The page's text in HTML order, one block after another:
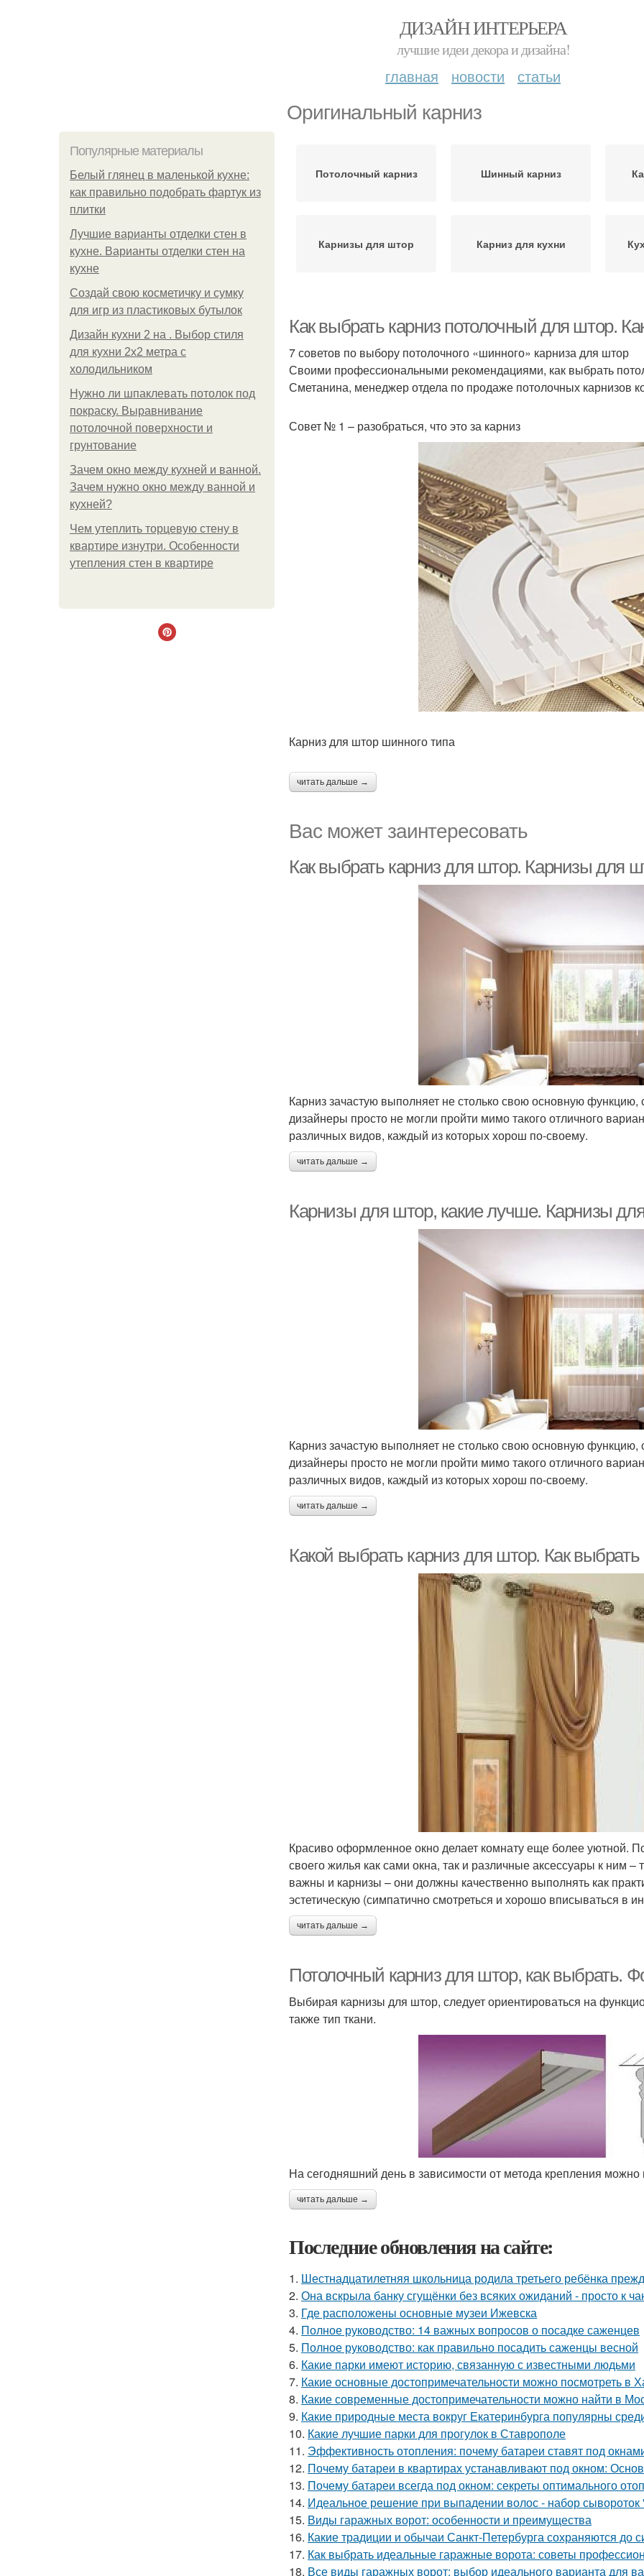
ДИЗАЙН ИНТЕРЬЕРА
лучшие идеи декора и дизайна!
главная новости статьи
Оригинальный карниз
Популярные материалы
Белый глянец в маленькой кухне:
как правильно подобрать фартук из
плитки
Лучшие варианты отделки стен в
кухне. Варианты отделки стен на
кухне
Создай свою косметичку и сумку
для игр из пластиковых бутылок
Дизайн кухни 2 на . Выбор стиля
для кухни 2х2 метра с
холодильником
Нужно ли шпаклевать потолок под
покраску. Выравнивание
потолочной поверхности и
грунтование
Зачем окно между кухней и ванной.
Зачем нужно окно между ванной и
кухней?
Чем утеплить торцевую стену в
квартире изнутри. Особенности
утепления стен в квартире
Потолочный карниз Шинный карниз
Карнизы для штор Карниз для кухни
Как выбрать карниз потолочный для штор.
7 советов по выбору потолочного «шинного» карниза для штор
Своими профессиональными рекомендациями, как выбрать
Сметанина, менеджер отдела по продаже потолочных
Совет № 1 – разобраться, что это за карниз
Карниз для штор шинного типа
читать дальше →
Вас может заинтересовать
Как выбрать карниз для штор. Карнизы для
Карниз зачастую выполняет не столько свою основную функцию,
дизайнеры просто не могли пройти мимо такого отличного
различных видов, каждый из которых хорош по-своему.
читать дальше →
Карнизы для штор, какие лучше. Карнизы
Карниз зачастую выполняет не столько свою основную функцию,
дизайнеры просто не могли пройти мимо такого отличного
различных видов, каждый из которых хорош по-своему.
читать дальше →
Какой выбрать карниз для штор. Как
Красиво оформленное окно делает комнату еще более уютной.
своего жилья как сами окна, так и различные аксессуары к
важны и карнизы – они должны качественно выполнять как
эстетическую (симпатично смотреться и хорошо вписываться в
читать дальше →
Потолочный карниз для штор, как выбрать.
Выбирая карнизы для штор, следует ориентироваться на
также тип ткани.
На сегодняшний день в зависимости от метода крепления
читать дальше →
Последние обновления на сайте:
1. Шестнадцатилетняя школьница родила третьего ребёнка
2. Она вскрыла банку сгущёнки без всяких ожиданий - просто к
3. Где расположены основные музеи Ижевска
4. Полное руководство: 14 важных вопросов о посадке саженцев
5. Полное руководство: как правильно посадить саженцы весной
6. Какие парки имеют историю, связанную с известными людьми
7. Какие основные достопримечательности можно посмотреть в
8. Какие современные достопримечательности можно найти в
9. Какие природные места вокруг Екатеринбурга популярны
10. Какие лучшие парки для прогулок в Ставрополе
11. Эффективность отопления: почему батареи ставят под
12. Почему батареи в квартирах устанавливают под окном:
13. Почему батареи всегда под окном: секреты оптимального
14. Идеальное решение при выпадении волос - набор сывороток
15. Виды гаражных ворот: особенности и преимущества
16. Какие традиции и обычаи Санкт-Петербурга сохраняются до
17. Как выбрать идеальные гаражные ворота: советы
18. Все виды гаражных ворот: выбор идеального варианта для